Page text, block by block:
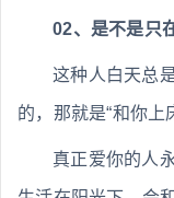
02、是不是只
这种人白天总
的，那就是“和你上
真正爱你的人